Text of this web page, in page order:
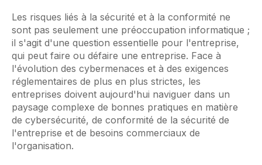
Les risques liés à la sécurité et à la conformité ne
sont pas seulement une préoccupation informatique ;
il s'agit d'une question essentielle pour l'entreprise,
qui peut faire ou défaire une entreprise. Face à
l'évolution des cybermenaces et à des exigences
réglementaires de plus en plus strictes, les
entreprises doivent aujourd'hui naviguer dans un
paysage complexe de bonnes pratiques en matière
de cybersécurité, de conformité de la sécurité de
l'entreprise et de besoins commerciaux de
l'organisation.